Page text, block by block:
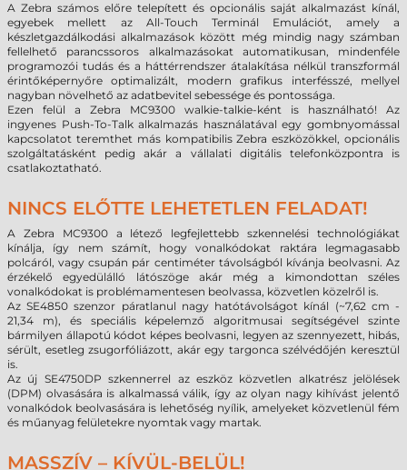
A Zebra számos előre telepített és opcionális saját alkalmazást kínál,
egyebek mellett az All-Touch Terminál Emulációt, amely a
készletgazdálkodási alkalmazások között még mindig nagy számban
fellelhető parancssoros alkalmazásokat automatikusan, mindenféle
programozói tudás és a háttérrendszer átalakítása nélkül transzformál
érintőképernyőre optimalizált, modern grafikus interfésszé, mellyel
nagyban növelhető az adatbevitel sebessége és pontossága.
Ezen felül a Zebra MC9300 walkie-talkie-ként is használható! Az
ingyenes Push-To-Talk alkalmazás használatával egy gombnyomással
kapcsolatot teremthet más kompatibilis Zebra eszközökkel, opcionális
szolgáltatásként pedig akár a vállalati digitális telefonközpontra is
csatlakoztatható.
NINCS ELŐTTE LEHETETLEN FELADAT!
A Zebra MC9300 a létező legfejlettebb szkennelési technológiákat
kínálja, így nem számít, hogy vonalkódokat raktára legmagasabb
polcáról, vagy csupán pár centiméter távolságból kívánja beolvasni. Az
érzékelő egyedülálló látószöge akár még a kimondottan széles
vonalkódokat is problémamentesen beolvassa, közvetlen közelről is.
Az SE4850 szenzor páratlanul nagy hatótávolságot kínál (~7,62 cm -
21,34 m), és speciális képelemző algoritmusai segítségével szinte
bármilyen állapotú kódot képes beolvasni, legyen az szennyezett, hibás,
sérült, esetleg zsugorfóliázott, akár egy targonca szélvédőjén keresztül
is.
Az új SE4750DP szkennerrel az eszköz közvetlen alkatrész jelölések
(DPM) olvasására is alkalmassá válik, így az olyan nagy kihívást jelentő
vonalkódok beolvasására is lehetőség nyílik, amelyeket közvetlenül fém
és műanyag felületekre nyomtak vagy martak.
MASSZÍV – KÍVÜL-BELÜL!